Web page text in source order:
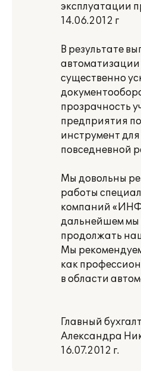
эксплуатации
14.06.2012 г
В результате
существенно
прозрачность
предприятия
инструмент
повседневной
Мы довольны
работы
компаний
дальнейшем мы
продолжать
Мы
как
в области
Главный
Александра
16.07.2012 г.